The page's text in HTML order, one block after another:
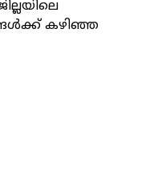
കഴിഞ്ഞ